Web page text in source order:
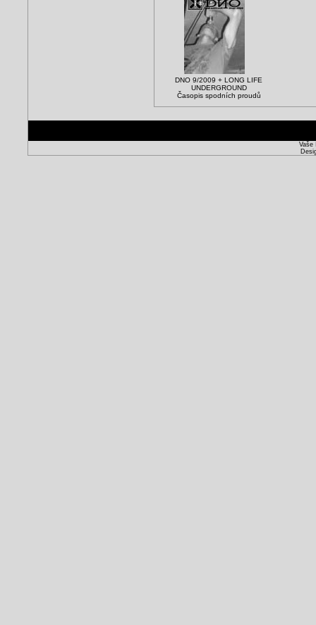
DNO 9/2009 + LONG LIFE
UNDERGROUND
Časopis spodních proudů
Vaše